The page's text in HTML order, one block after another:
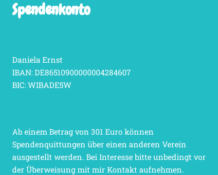
Spendenkonto
Daniela Ernst
IBAN: DE86510900000004284607
BIC: WIBADE5W
Ab einem Betrag von 301 Euro können
Spendenquittungen über einen anderen Verein
ausgestellt werden. Bei Interesse bitte unbedingt vor
der Überweisung mit mir Kontakt aufnehmen.